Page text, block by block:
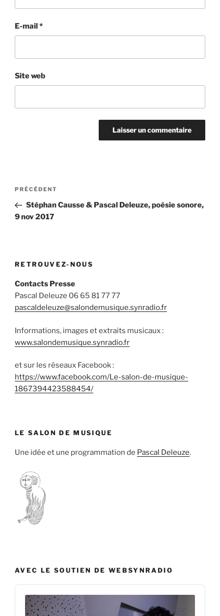
E-mail*
Site web
Navigation
l’article
Article
précédent
PRÉCÉDENT
Stéphan Causse & Pascal Deleuze, poésie sonore,
9 nov 2017
RETROUVEZ-NOUS
Contacts Presse
Pascal Deleuze 06 65 81 77 77
pascaldeleuze@salondemusique.synradio.fr
Informations, images et extraits musicaux :
www.salondemusique.synradio.fr
et sur les réseaux Facebook :
https://www.facebook.com/Le-salon-de-musique-
1867394423588454/
LE SALON DE MUSIQUE
Une idée et une programmation de Pascal Deleuze.
AVEC LE SOUTIEN DE WEBSYNRADIO
Audio
Player